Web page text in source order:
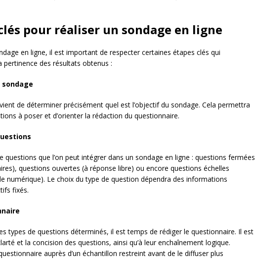
pour réaliser un sondage en ligne
en ligne, il est important de respecter certaines étapes clés qui
des résultats obtenus :
sondage
de déterminer précisément quel est l’objectif du sondage. Cela permettra
à poser et d’orienter la rédaction du questionnaire.
questions que l’on peut intégrer dans un sondage en ligne : questions fermées
questions ouvertes (à réponse libre) ou encore questions échelles
numérique). Le choix du type de question dépendra des informations
fixés.
types de questions déterminés, il est temps de rédiger le questionnaire. Il est
et la concision des questions, ainsi qu’à leur enchaînement logique.
auprès d’un échantillon restreint avant de le diffuser plus